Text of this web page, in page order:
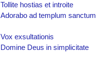
Tollite hostias et introite
Adorabo ad templum sanctum
Vox exsultationis
Domine Deus in simplicitate